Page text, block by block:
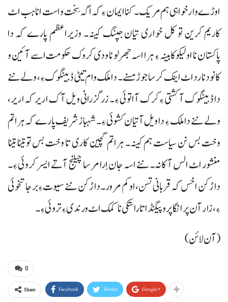
اوڑے وارخواہی ہم مریک۔ کنا ایمان ءِ کہ اگہ سِخت و است انا ہب اٹ
کاریم کرین تو کل خواری تیان جپنگ کینہ۔ وزیراعظم پارے کہ دا
پاکستان نا اولیکو کابینہ ءِ ہرا اسہ جھرلو نا ودی کروک حکومت اسے آئین و
کانود نا رد اٹ اینک کرسا جوڑ مسنے۔ دا ملک وام تیٹی ڈبینگوک ءِ، ولے ننے
دا ڈبینگوک آ کشتی ءِ کرک آ اتوئی ءِ۔ زرگزرانی ویل آک اریر کہ اریر،
ولے ننے دا ملک ءِ دا ویل آتیان کشوئی ءِ۔ شہباز شریف پارے کہ ہراتم
وخت بس نن سیاست ہم کینہ۔ ہراتم گچین کاری تا وخت بس تو تینا تینا
منشور اٹ الس آ کانہ۔ ننے اسہ جان اِرا مرسا چیلنج آتے ایسر کروئی ءِ۔
داڑکن اخس کہ قربانی تسن، او کم مرور۔ داڑکن ننے سیوتءِ برجا تخوئی
ءِ، زار آن پر انگا پروپیگنڈا تا راستکی نا کمک اٹ ورندی ءِ تروئی ءِ۔
(آن لائن)
0
Share Facebook Twitter Google+